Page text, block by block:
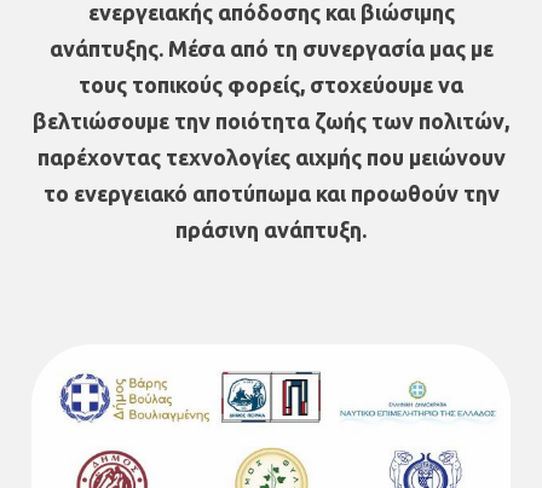
ενεργειακής απόδοσης και βιώσιμης
ανάπτυξης. Μέσα από τη συνεργασία μας με
τους τοπικούς φορείς, στοχεύουμε να
βελτιώσουμε την ποιότητα ζωής των πολιτών,
παρέχοντας τεχνολογίες αιχμής που μειώνουν
το ενεργειακό αποτύπωμα και προωθούν την
πράσινη ανάπτυξη.